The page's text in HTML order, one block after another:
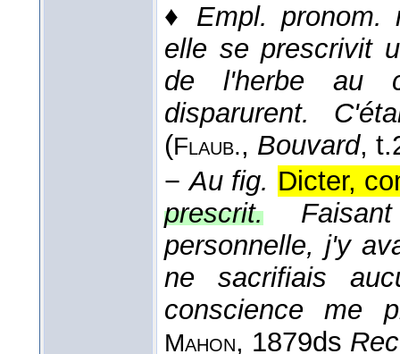
♦ Empl. pronom.
elle se prescrivit
de l'herbe au
disparurent.
(Flaub., Bouvard,
−Au fig. Dicter,
prescrit.
personnelle, j'y
ne sacrifiais
conscience me
Mahon, 1879ds